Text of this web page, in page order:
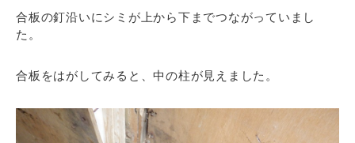
合板の釘沿いにシミが上から下までつながっていまし
た。
合板をはがしてみると、中の柱が見えました。